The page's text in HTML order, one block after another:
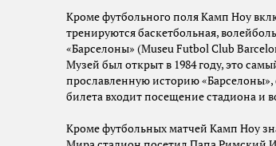
Кроме футбольного поля Камп Ноу
тренируются баскетбольная,
«Барселоны» (Museu Futbol Club
Музей был открыт в 1984 году, это
прославленную историю
билета входит посещение стадиона и
Кроме футбольных матчей Камп Ноу